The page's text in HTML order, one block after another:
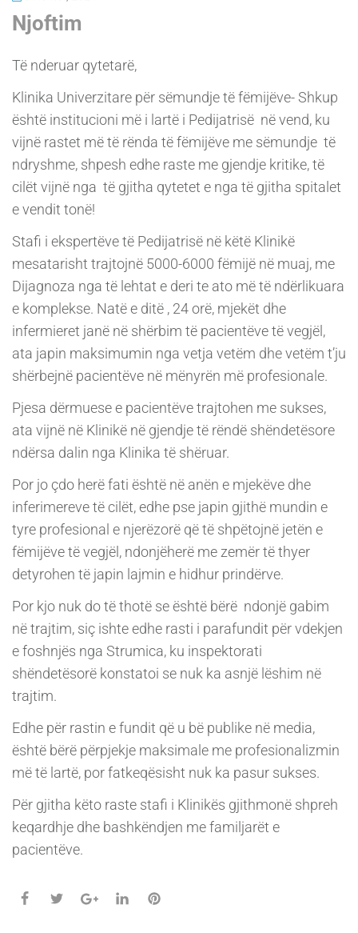
Njoftim
Të nderuar qytetarë,
Klinika Univerzitare për sëmundje të fëmijëve- Shkup
është institucioni më i lartë i Pedijatrisë në vend, ku
vijnë rastet më të rënda të fëmijëve me sëmundje të
ndryshme, shpesh edhe raste me gjendje kritike, të
cilët vijnë nga të gjitha qytetet e nga të gjitha spitalet
e vendit tonë!
Stafi i ekspertëve të Pedijatrisë në këtë Klinikë
mesatarisht trajtojnë 5000-6000 fëmijë në muaj, me
Dijagnoza nga të lehtat e deri te ato më të ndërlikuara
e komplekse. Natë e ditë , 24 orë, mjekët dhe
infermieret janë në shërbim të pacientëve të vegjël,
ata japin maksimumin nga vetja vetëm dhe vetëm t’ju
shërbejnë pacientëve në mënyrën më profesionale.
Pjesa dërmuese e pacientëve trajtohen me sukses,
ata vijnë në Klinikë në gjendje të rëndë shëndetësore
ndërsa dalin nga Klinika të shëruar.
Por jo çdo herë fati është në anën e mjekëve dhe
inferimereve të cilët, edhe pse japin gjithë mundin e
tyre profesional e njerëzorë që të shpëtojnë jetën e
fëmijëve të vegjël, ndonjëherë me zemër të thyer
detyrohen të japin lajmin e hidhur prindërve.
Por kjo nuk do të thotë se është bërë ndonjë gabim
në trajtim, siç ishte edhe rasti i parafundit për vdekjen
e foshnjës nga Strumica, ku inspektorati
shëndetësorë konstatoi se nuk ka asnjë lëshim në
trajtim.
Edhe për rastin e fundit që u bë publike në media,
është bërë përpjekje maksimale me profesionalizmin
më të lartë, por fatkeqësisht nuk ka pasur sukses.
Për gjitha këto raste stafi i Klinikës gjithmonë shpreh
keqardhje dhe bashkëndjen me familjarët e
pacientëve.